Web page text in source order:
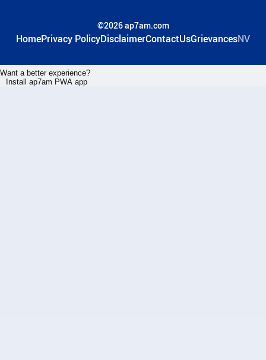
©2026 ap7am.com
HomePrivacy PolicyDisclaimerContactUsGrievancesNV
Want a better experience?
Install ap7am PWA app